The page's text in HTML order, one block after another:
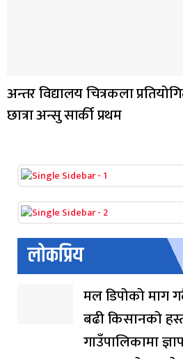
अन्तर विद्यालय चित्रकला
छात्रा अन्सु सार्की प्रथम
लोकप्रिय
मल डिपोको माग
बढी किसानको
गाउँपालिकामा